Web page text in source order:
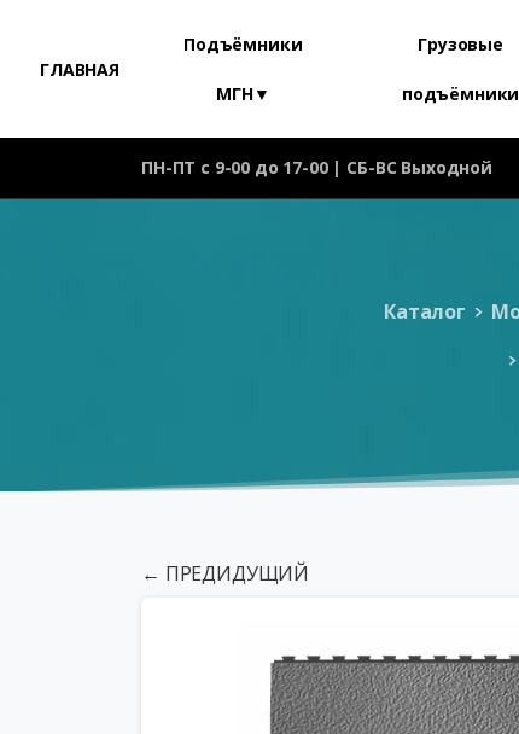
ГЛАВНАЯ
Подъёмники
МГН▼
Грузовые
подъёмники
ПН-ПТ с 9-00 до 17-00 | СБ-ВС Выходной
Каталог
← ПРЕДИДУЩИЙ